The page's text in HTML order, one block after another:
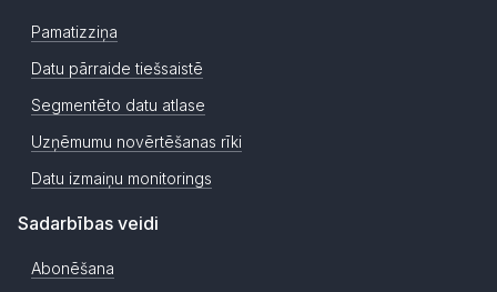
Pamatizziņa
Datu pārraide tiešsaistē
Segmentēto datu atlase
Uzņēmumu novērtēšanas rīki
Datu izmaiņu monitorings
Sadarbības veidi
Abonēšana